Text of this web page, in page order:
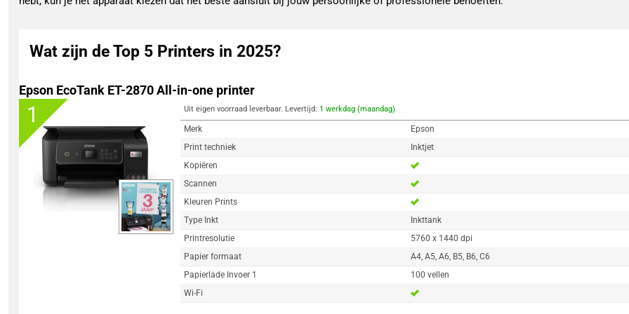
Wat zijn de Top 5 Printers in 2025?
Epson EcoTank ET-2870 All-in-one printer
1 Uit eigen voorraad leverbaar. Levertijd: 1 werkdag (maandag)
Merk
Epson
Print techniek
Inktjet
Kopiëren
Scannen
Kleuren Prints
Type Inkt
Inkttank
Printresolutie
5760 x 1440 dpi
Papier formaat
A4, A5, A6, B5, B6, C6
Papierlade Invoer 1
100 vellen
Wi-Fi